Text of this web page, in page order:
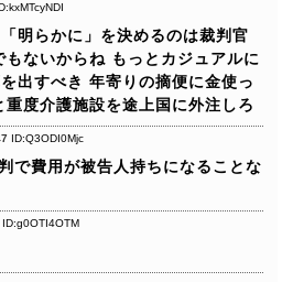
明らかに」を決めるのは裁判官
もないからね もっとカジュアルに
出すべき 年寄りの摘便に金使っ
重度介護施設を途上国に外注しろ
ID:Q3ODI0Mjc
で費用が被告人持ちになることな
ID:g0OTI4OTM